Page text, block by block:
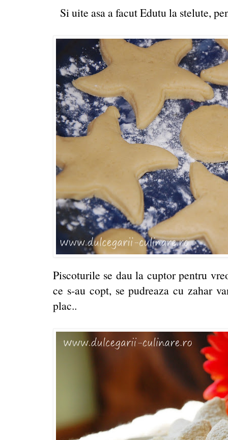
Si uite asa a facut Edutu la stelute,
Piscoturile se dau la cuptor pentru
ce s-au copt, se pudreaza cu zahar
plac..